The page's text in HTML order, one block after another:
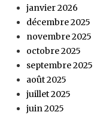
janvier 2026
décembre 2025
novembre 2025
octobre 2025
septembre 2025
août 2025
juillet 2025
juin 2025